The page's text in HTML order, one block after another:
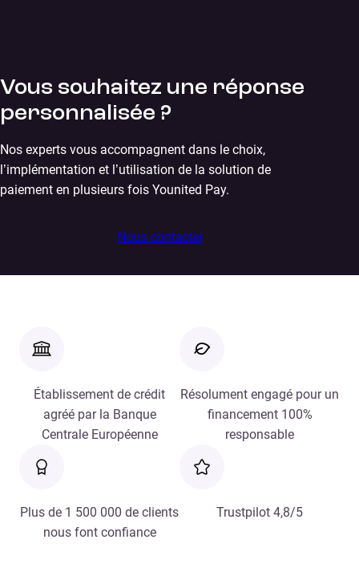
Vous souhaitez une réponse
personnalisée ?
Nos experts vous accompagnent dans le choix,
l’implémentation et l’utilisation de la solution de
paiement en plusieurs fois Younited Pay.
Nous contacter
Établissement de crédit
agréé par la Banque
Centrale Européenne
Résolument engagé pour un
financement 100%
responsable
Plus de 1 500 000 de clients
nous font confiance
Trustpilot 4,8/5